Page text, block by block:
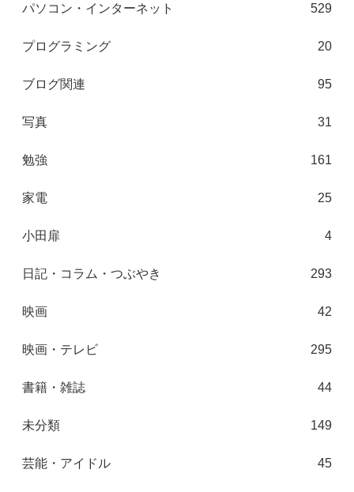
パソコン・インターネット 529
プログラミング 20
ブログ関連 95
写真 31
勉強 161
家電 25
小田扉 4
日記・コラム・つぶやき 293
映画 42
映画・テレビ 295
書籍・雑誌 44
未分類 149
芸能・アイドル 45